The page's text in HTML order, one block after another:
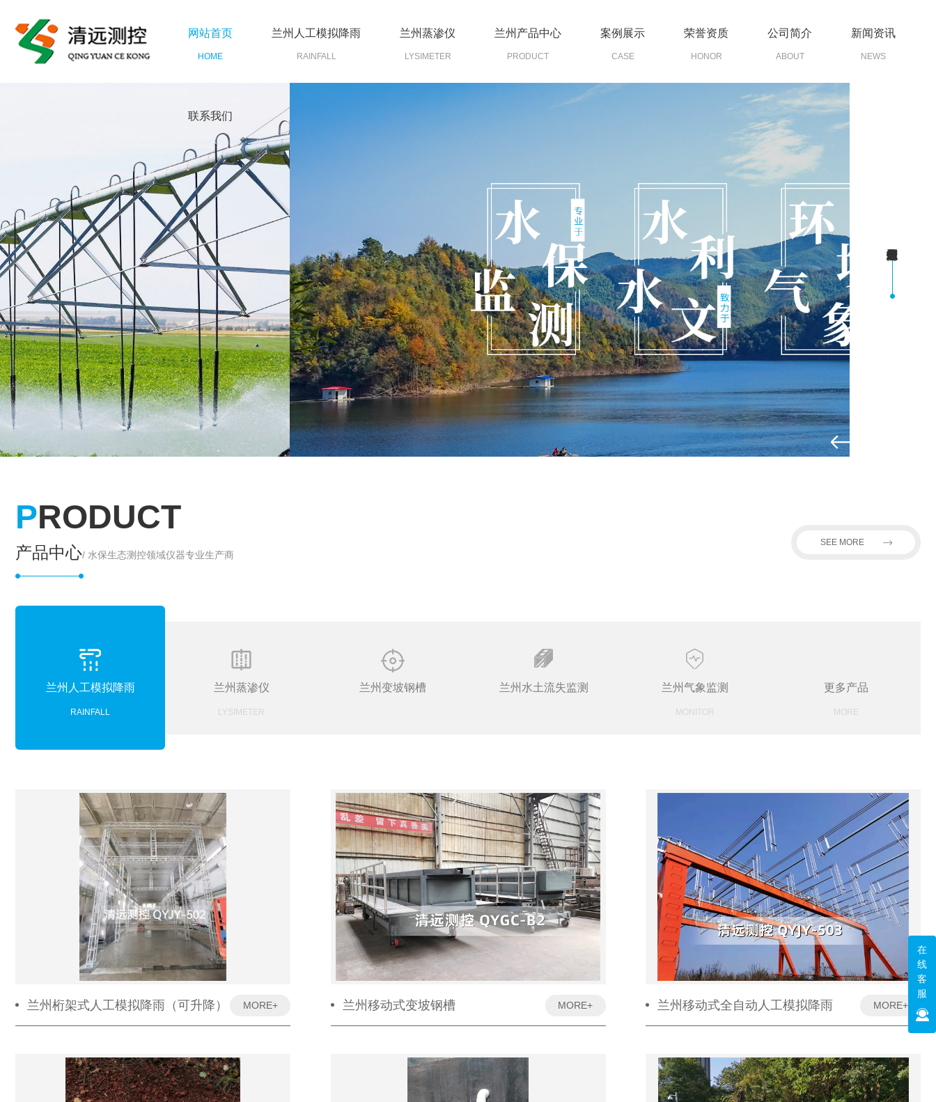
网站首页
HOME
兰州人工模拟降雨
RAINFALL
兰州蒸渗仪
LYSIMETER
兰州产品中心
PRODUCT
案例展示
CASE
荣誉资质
HONOR
公司简介
ABOUT
新闻资讯
NEWS
联系我们
CONTACT
PRODUCT
产品中心/ 水保生态测控领域仪器专业生产商
SEE MORE
兰州人工模拟降雨
RAINFALL
兰州蒸渗仪
LYSIMETER
兰州变坡钢槽 兰州水土流失监测 兰州气象监测
MONITOR
更多产品
MORE
兰州桁架式人工模拟降雨（可升降） MORE+ 兰州移动式变坡钢槽 MORE+ 兰州移动式全自动人工模拟降雨 MORE+
在
线
客
服